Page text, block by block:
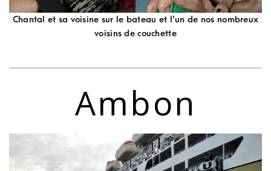
Chantal et sa voisine sur le bateau et l’un de nos nombreux
voisins de couchette
Ambon